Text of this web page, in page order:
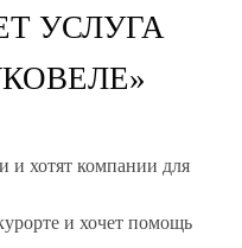
УСЛУГА
и хотят компании для
и хочет помощь